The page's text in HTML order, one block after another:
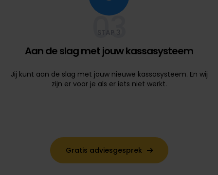
03
Aan de slag met jouw kassasysteem
Jij kunt aan de slag met jouw nieuwe kassasysteem. En wij
zijn er voor je als er iets niet werkt.
Gratis adviesgesprek